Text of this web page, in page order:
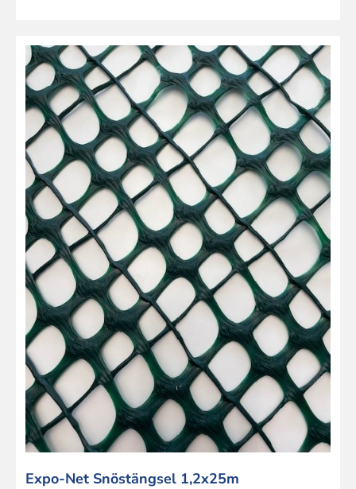
Expo-Net Snöstängsel 1,2x25m